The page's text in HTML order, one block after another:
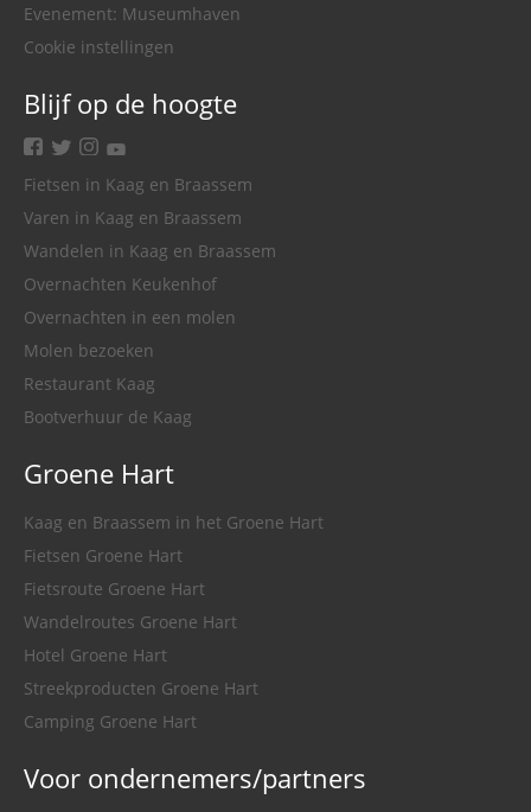
Evenement: Museumhaven
Cookie instellingen
Blijf op de hoogte
facebook
twitterinstagram
youtube
Fietsen in Kaag en Braassem
Varen in Kaag en Braassem
Wandelen in Kaag en Braassem
Overnachten Keukenhof
Overnachten in een molen
Molen bezoeken
Restaurant Kaag
Bootverhuur de Kaag
Groene Hart
Kaag en Braassem in het Groene Hart
Fietsen Groene Hart
Fietsroute Groene Hart
Wandelroutes Groene Hart
Hotel Groene Hart
Streekproducten Groene Hart
Camping Groene Hart
Voor ondernemers/partners